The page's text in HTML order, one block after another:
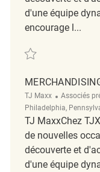
d'une équipe
encourage l...
Sauvegarder
TJ Maxx Catégorie
Associés
Philadelphia,
TJ MaxxChez
de nouvelles
découverte et
d'une équipe